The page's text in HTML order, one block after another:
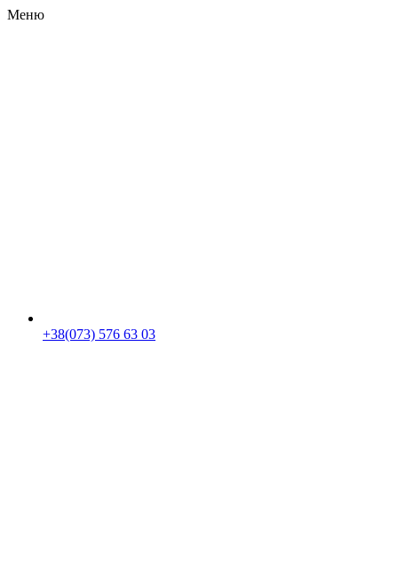
Меню
+38(073) 576 63 03